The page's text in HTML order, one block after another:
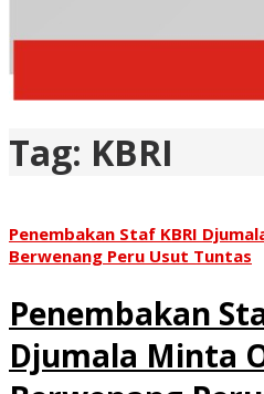
Tag: KBRI
Penembakan Staf KBRI
Berwenang Peru Usut Tuntas
Penembakan
Djumala Minta